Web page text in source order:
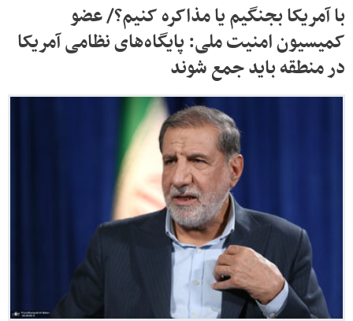
با آمریکا بجنگیم یا مذاکره کنیم؟/ عضو
کمیسیون امنیت ملی: پایگاه‌های نظامی آمریکا
در منطقه باید جمع‌ شوند